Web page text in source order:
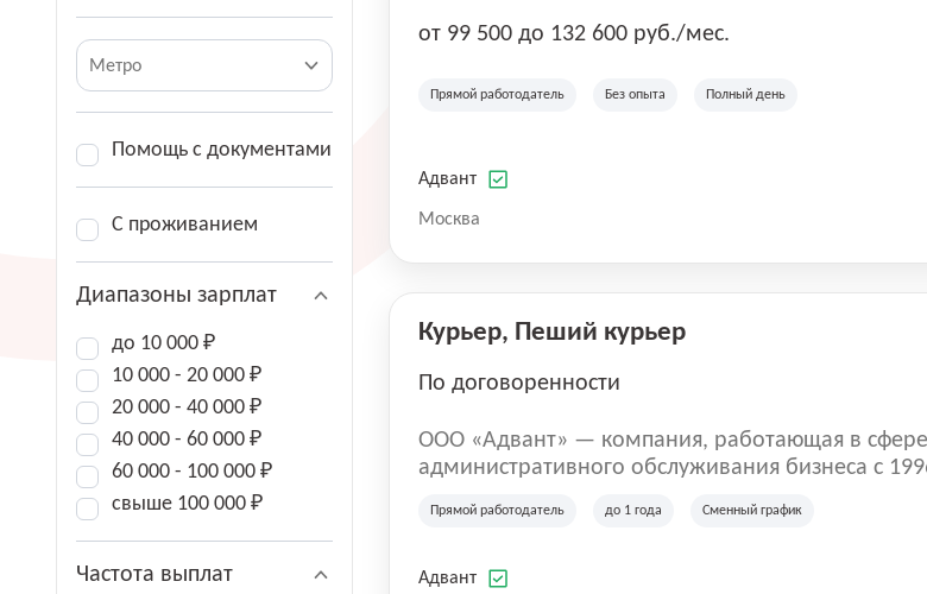
Метро
Помощь с документами
С проживанием
Диапазоны зарплат
до 10 000 ₽
10 000 - 20 000 ₽
20 000 - 40 000 ₽
40 000 - 60 000 ₽
60 000 - 100 000 ₽
свыше 100 000 ₽
Частота выплат
от 99 500 до 132 600 руб./мес.
Прямой работодатель Без опыта Полный день
Адвант
Москва
Курьер, Пеший курьер
По договоренности
ООО «Адвант» — компания, работающая в сфере
административного обслуживания бизнеса с
юридических лиц и коммерческих организаций.
Прямой работодатель до 1 года Сменный график
Адвант